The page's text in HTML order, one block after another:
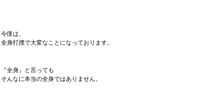
今僕は、
全身打撲で大変なことになっております。
『全身』と言っても
そんなに本当の全身ではありません。